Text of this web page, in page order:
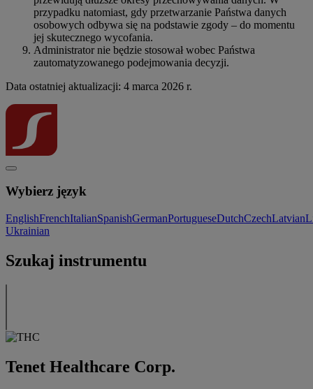
przypadku natomiast, gdy przetwarzanie Państwa danych
osobowych odbywa się na podstawie zgody – do momentu
jej skutecznego wycofania.
Administrator nie będzie stosował wobec Państwa
zautomatyzowanego podejmowania decyzji.
Data ostatniej aktualizacji: 4 marca 2026 r.
Wybierz język
EnglishFrenchItalianSpanishGermanPortugueseDutchCzechLatvian
Ukrainian
Szukaj instrumentu
Tenet Healthcare Corp.